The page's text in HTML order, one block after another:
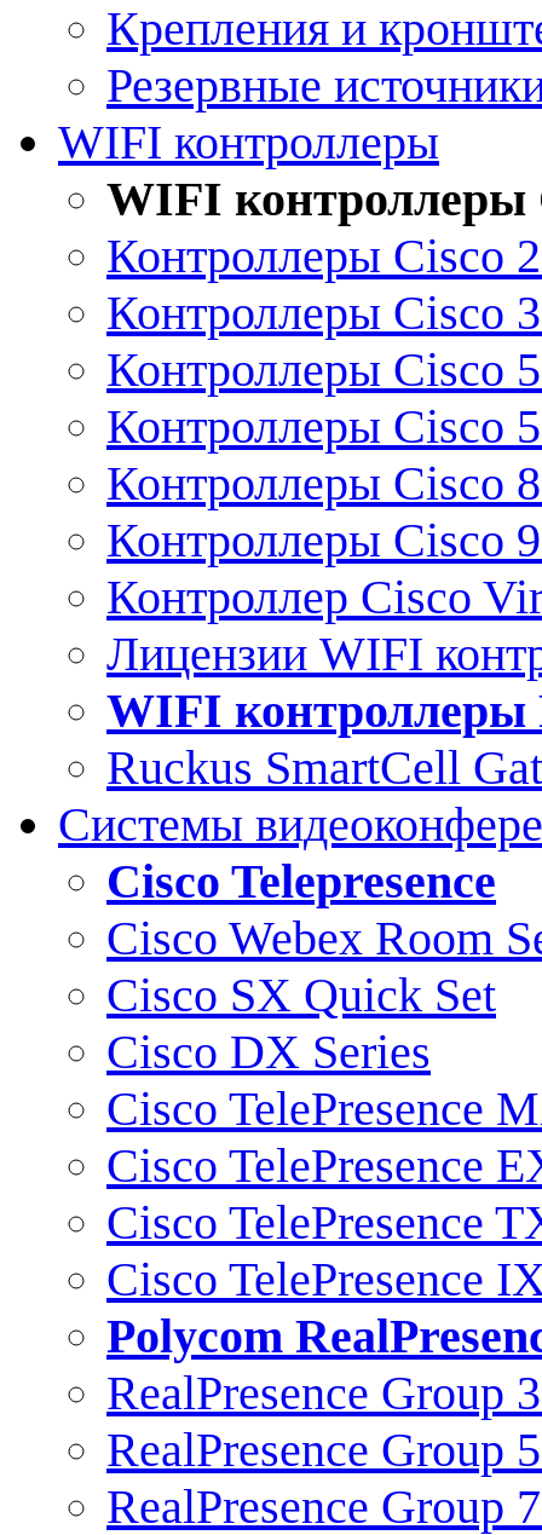
Крепления и
Резервные
WIFI контроллеры
WIFI контроллеры
Контроллеры Cisco
Контроллеры Cisco
Контроллеры Cisco
Контроллеры Cisco
Контроллеры Cisco
Контроллеры Cisco
Контроллер Cisco
Лицензии WIFI
WIFI контроллеры
Ruckus SmartCell
Системы
Cisco Telepresence
Cisco Webex Room
Cisco SX Quick Set
Cisco DX Series
Cisco TelePresence
Cisco TelePresence
Cisco TelePresence
Cisco TelePresence
Polycom
RealPresence Group
RealPresence Group
RealPresence Group